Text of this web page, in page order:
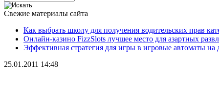
Свежие материалы сайта
Как выбрать школу для получения водительских прав
Онлайн-казино FizzSlots лучшее место для азартных
Эффективная стратегия для игры в игровые автоматы на
25.01.2011 14:48